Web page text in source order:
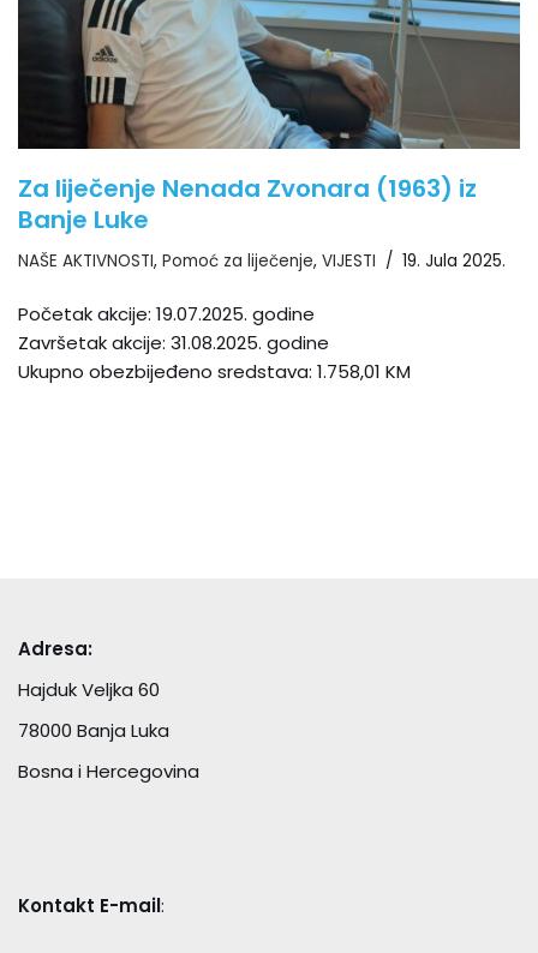
Za liječenje Nenada Zvonara (1963) iz
Banje Luke
NAŠE AKTIVNOSTI, Pomoć za liječenje, VIJESTI 19. Jula 2025.
Početak akcije: 19.07.2025. godine
Završetak akcije: 31.08.2025. godine
Ukupno obezbijeđeno sredstava: 1.758,01 KM
Adresa:
Hajduk Veljka 60
78000 Banja Luka
Bosna i Hercegovina
Kontakt E-mail: